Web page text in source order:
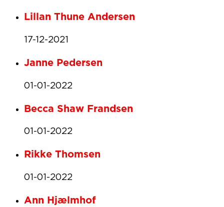
Lillan Thune Andersen
17-12-2021
Janne Pedersen
01-01-2022
Becca Shaw Frandsen
01-01-2022
Rikke Thomsen
01-01-2022
Ann Hjælmhof